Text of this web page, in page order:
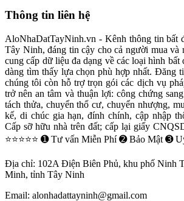
Thông tin liên hệ
AloNhaDatTayNinh.vn - Kênh thông tin bất
Tây Ninh, đáng tin cậy cho cả người mua và
cung cấp dữ liệu đa dạng về các loại hình bất
dàng tìm thấy lựa chọn phù hợp nhất. Đăng
chúng tôi còn hỗ trợ trọn gói các dịch vụ
trở nên an tâm và thuận lợi: công chứng
tách thửa, chuyển thổ cư, chuyển nhượng,
kế, di chúc gia hạn, đính chính, cập nhập
Cấp sỡ hữu nhà trên đất; cấp lại giấy
⭐⭐⭐⭐⭐ ➊ Tư vấn Miễn Phí ➋ Bảo Mật ➌
Địa chỉ: 102A Điện Biên Phủ, khu phố Ninh
Minh, tỉnh Tây Ninh
Email: alonhadattayninh@gmail.com